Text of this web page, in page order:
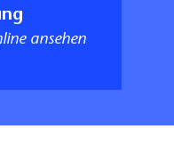
ansehen